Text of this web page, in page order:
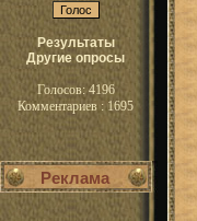
Результаты
Другие опросы
Голосов: 4196
Комментариев : 1695
Реклама